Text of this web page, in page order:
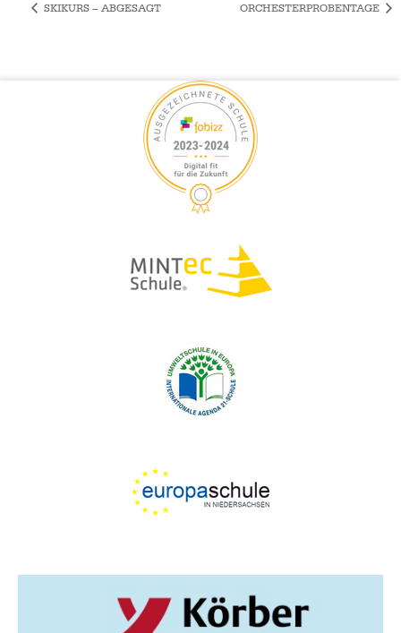
SKIKURS – ABGESAGT ORCHESTERPROBENTAGE